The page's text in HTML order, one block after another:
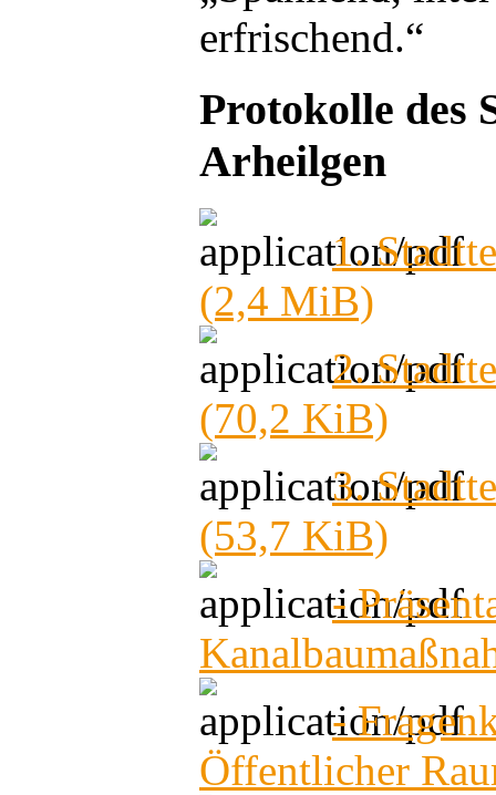
erfrischend.“
Protokolle des
Arheilgen
1.
(2,4 MiB)
2.
(70,2 KiB)
3.
(53,7 KiB)
-
-
Öffentlicher